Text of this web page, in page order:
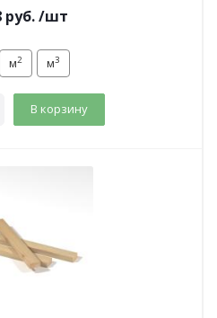
руб. /шт
м2 м3
В корзину